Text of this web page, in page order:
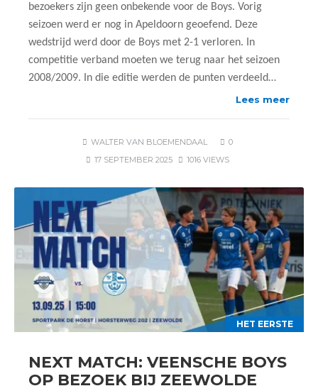
bezoekers zijn geen onbekende voor de Boys. Vorig
seizoen werd er nog in Apeldoorn geoefend. Deze
wedstrijd werd door de Boys met 2-1 verloren. In
competitie verband moeten we terug naar het seizoen
2008/2009. In die editie werden de punten verdeeld…
Lees meer
WALTER VAN BLOEMENDAAL
0
17 SEPTEMBER 2025
1016 VIEWS
HET EERSTE
NEXT MATCH: VEENSCHE BOYS
OP BEZOEK BIJ ZEEWOLDE